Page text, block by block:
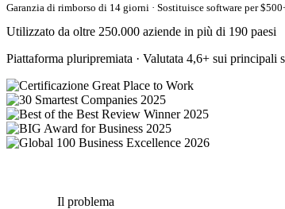
Garanzia di rimborso di 14 giorni · Sostituisce software per
Utilizzato da oltre 250.000 aziende in più di 190 paesi
Piattaforma pluripremiata · Valutata 4,6+ sui principali
Il problema